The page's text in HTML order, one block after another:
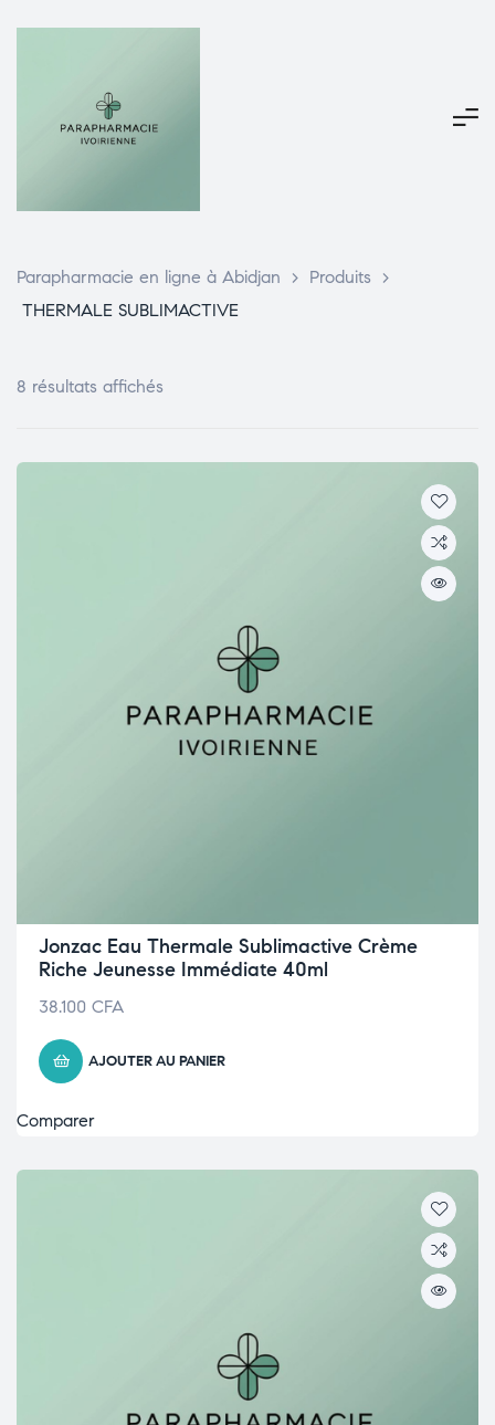
Parapharmacie en ligne à Abidjan > Produits
>
THERMALE SUBLIMACTIVE
8 résultats affichés
Jonzac Eau Thermale Sublimactive Crème
Riche Jeunesse Immédiate 40ml
38.100 CFA
AJOUTER AU PANIER
Comparer